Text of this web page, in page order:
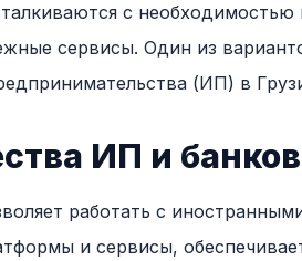
с
сервисы. Один из
(ИП) в
ИП и
работать с
и сервисы,